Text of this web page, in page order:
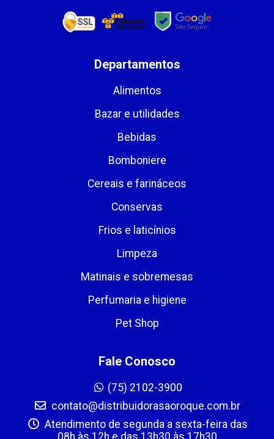
Departamentos
Alimentos
Bazar e utilidades
Bebidas
Bomboniere
Cereais e farináceos
Conservas
Frios e laticínios
Limpeza
Matinais e sobremesas
Perfumaria e higiene
Pet Shop
Fale Conosco
(75) 2102-3900
contato@distribuidorasaoroque.com.br
Atendimento de segunda a sexta-feira das
08h às 12h e das 13h30 às 17h30